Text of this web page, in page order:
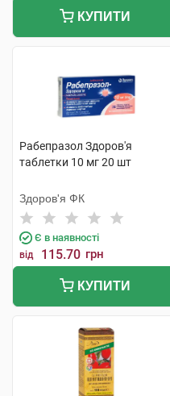
КУПИТИ
Рабепразол Здоров'я
таблетки 10 мг 20 шт
Здоров'я ФК
Є в наявності
від 115.70 грн
КУПИТИ